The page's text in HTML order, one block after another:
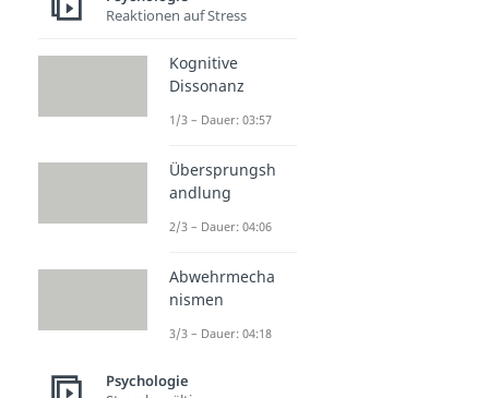
Reaktionen auf Stress
Kognitive
Dissonanz
1/3 – Dauer: 03:57
Übersprungsh
andlung
2/3 – Dauer: 04:06
Abwehrmecha
nismen
3/3 – Dauer: 04:18
Psychologie